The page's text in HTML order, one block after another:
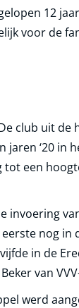
12
voor de
club uit
‘20 in
een
invoering
nog in
in de
van
werd